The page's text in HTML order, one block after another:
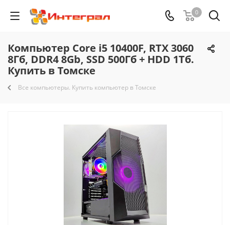
0
Компьютер Core i5 10400F, RTX 3060
8Гб, DDR4 8Gb, SSD 500Гб + HDD 1Тб.
Купить в Томске
Все компьютеры. Купить компьютер в Томске